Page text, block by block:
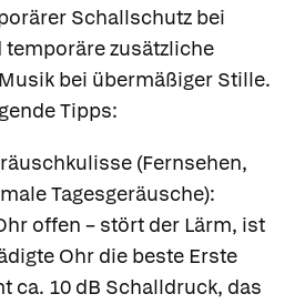
Schallschutz bei
temporäre zusätzliche
bei übermäßiger Stille.
Tipps:
(Fernsehen,
Tagesgeräusche):
offen – stört der Lärm, ist
Ohr die beste Erste
ca. 10 dB Schalldruck, das